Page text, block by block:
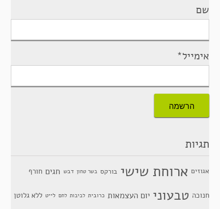
שם
אימייל*
תגיות
אגוזים ארוחת שישי בורקס בשר טחון דבש חגים חורף
חנוכה טבעוני יום העצמאות כרובית לביבות לחם לייט ללא גלוטן